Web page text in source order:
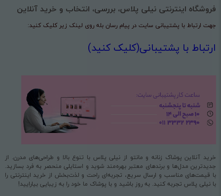
فروشگاه اینترنتی نیلی پلاس، بررسی، انتخاب و خرید آنلاین
جهت ارتباط با پشتیبانی سایت در پیام رسان بله روی لینک زیر کلیک کنید:
ارتباط با پشتیبانی(کلیک کنید)
خرید آنلاین پوشاک زنانه و مانتو از نیلی پلاس با تنوع بالا و طراحی‌های مدرن. از
جدیدترین مدل‌ها و برندهای معتبر بهره‌مند شوید و استایلی منحصر به فرد بسازید.
با قیمت‌های مناسب و ارسال سریع، تجربه‌ای راحت و لذت‌بخش از خرید اینترنتی را
با نیلی پلاس تجربه کنید. به روز باشید و با پوشاک ما خود را به زیبایی بیارایید!